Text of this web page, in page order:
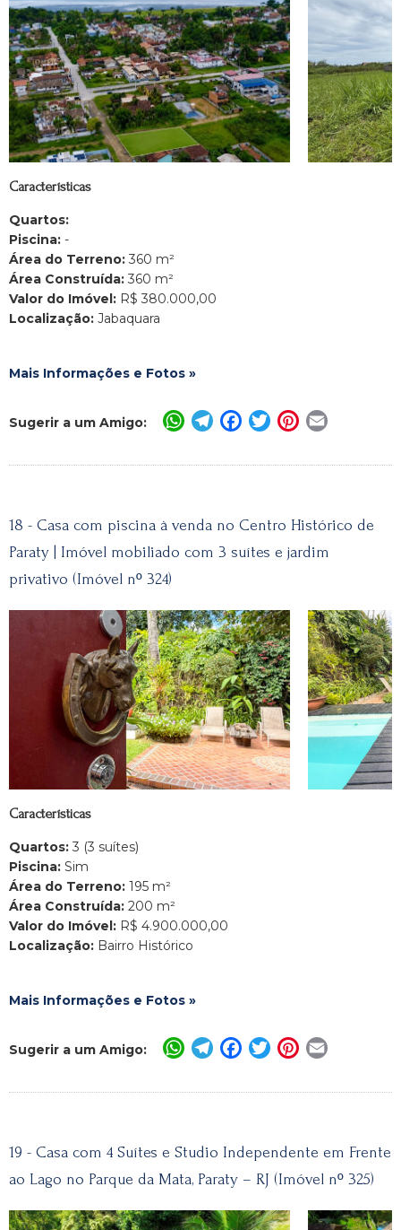
Características
Quartos:
Piscina: -
Área do Terreno: 360 m²
Área Construída: 360 m²
Valor do Imóvel: R$ 380.000,00
Localização: Jabaquara
Mais Informações e Fotos »
Sugerir a um Amigo: WhatsApp
Telegram
Facebook
TwitterPinterest
18 - Casa com piscina à venda no Centro Histórico de
Paraty | Imóvel mobiliado com 3 suítes e jardim
privativo (Imóvel nº 324)
Características
Quartos: 3 (3 suítes)
Piscina: Sim
Área do Terreno: 195 m²
Área Construída: 200 m²
Valor do Imóvel: R$ 4.900.000,00
Localização: Bairro Histórico
Mais Informações e Fotos »
Sugerir a um Amigo: WhatsApp
Telegram
Facebook
TwitterPinterest
19 - Casa com 4 Suítes e Studio Independente em Frente
ao Lago no Parque da Mata, Paraty – RJ (Imóvel nº 325)